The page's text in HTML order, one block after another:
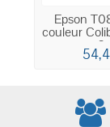
Epson
couleur
6...